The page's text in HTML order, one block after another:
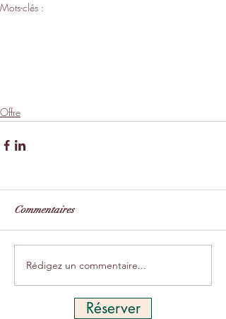
Mots-clés :
Offre
Commentaires
Rédigez un commentaire...
Réserver